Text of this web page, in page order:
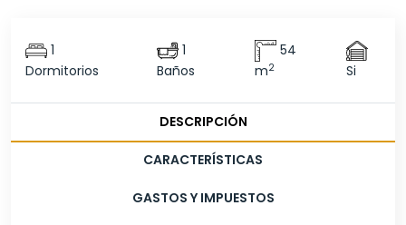
1
Dormitorios
1
Baños
54
m2 Si
DESCRIPCIÓN
CARACTERÍSTICAS
GASTOS Y IMPUESTOS